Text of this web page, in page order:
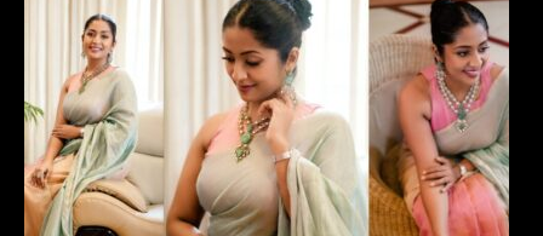
പ്രിയ താരം നവ്യാ നായർ| Malayalam
favourite actress Navya Nair cute in saree